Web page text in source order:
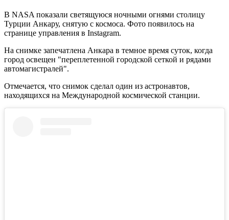
В NASA показали светящуюся ночными огнями столицу
Турции Анкару, снятую с космоса. Фото появилось на
странице управления в Instagram.
На снимке запечатлена Анкара в темное время суток, когда
город освещен "переплетенной городской сеткой и рядами
автомагистралей".
Отмечается, что снимок сделал один из астронавтов,
находящихся на Международной космической станции.